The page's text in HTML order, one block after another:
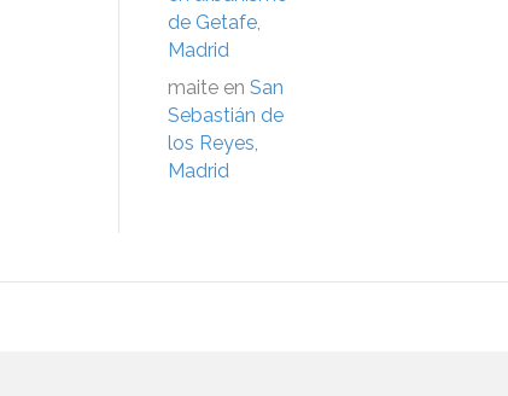
de Getafe,
Madrid
maite en San
Sebastián de
los Reyes,
Madrid